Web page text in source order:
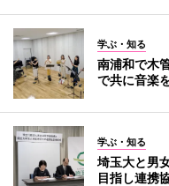
学ぶ・知る
南浦和で木
で共に音楽
学ぶ・知る
埼玉大と男
目指し連携